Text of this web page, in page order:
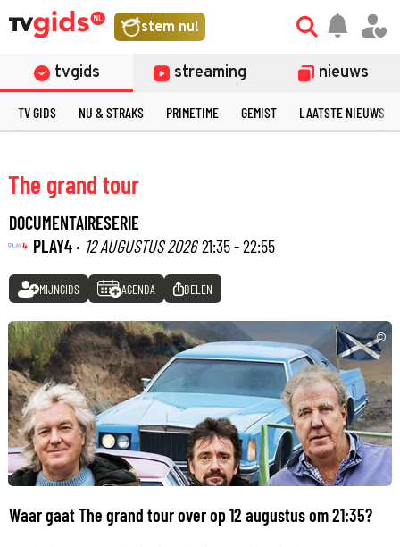
stem nu!
tvgids streaming nieuws
TV GIDS NU & STRAKS PRIMETIME GEMIST LAATSTE NIEUWS
The grand tour
DOCUMENTAIRESERIE
PLAY4 · 12 AUGUSTUS 2026 21:35 - 22:55
MIJNGIDS AGENDA DELEN
©
Waar gaat The grand tour over op 12 augustus om 21:35?